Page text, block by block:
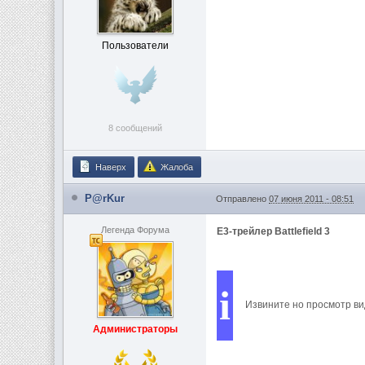
Пользователи
8 сообщений
Наверх Жалоба
P@rKur Отправлено07 июня 2011 - 08:51
Легенда Форума
Администраторы
Е3-трейлер Battlefield 3
i Извините но просмотр